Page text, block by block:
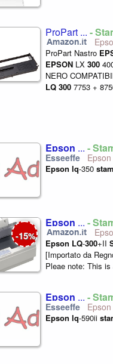
ProPart ... -
ProPart Nastro
EPSON LX 300
NERO
LQ 300 7753 +
Epson ... -
Epson
Epson lq-350
-15%
Epson ... -
Epson LQ-300+II
[Importato da
Pleae note: This
Epson ... -
Epson
Epson lq-590ii